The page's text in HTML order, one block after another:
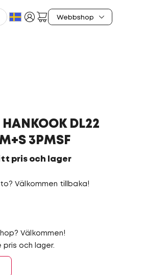
DL22
3PMSF
pris och lager
Välkommen tillbaka!
Välkommen!
pris och lager.